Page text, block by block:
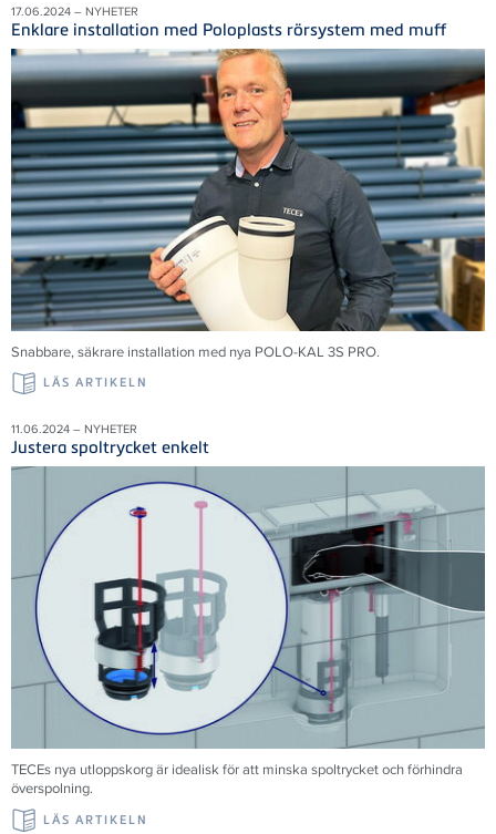
17.06.2024 – NYHETER
Enklare installation med Poloplasts rörsystem med muff
Snabbare, säkrare installation med nya POLO-KAL 3S PRO.
LÄS ARTIKELN
11.06.2024 – NYHETER
Justera spoltrycket enkelt
TECEs nya utloppskorg är idealisk för att minska spoltrycket och förhindra
överspolning.
LÄS ARTIKELN